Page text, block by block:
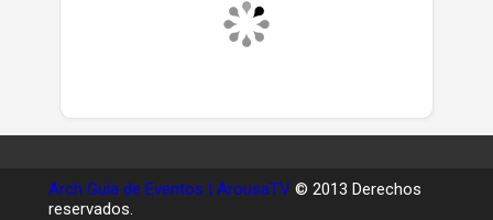
Arch Guía de Eventos | ArousaTV © 2013 Derechos
reservados.